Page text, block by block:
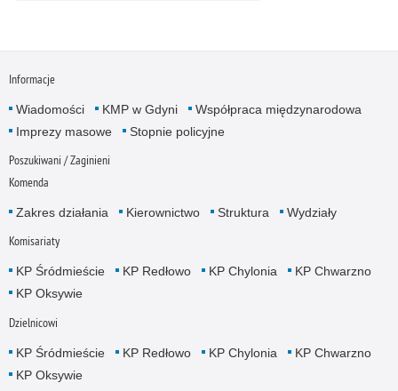
Informacje
Wiadomości KMP w Gdyni
Współpraca międzynarodowa
Imprezy masowe
Stopnie policyjne
Poszukiwani / Zaginieni
Komenda
Zakres działania Kierownictwo Struktura Wydziały
Komisariaty
KP Śródmieście KP Redłowo KP Chylonia
KP Chwarzno
KP Oksywie
Dzielnicowi
KP Śródmieście KP Redłowo KP Chylonia
KP Chwarzno
KP Oksywie